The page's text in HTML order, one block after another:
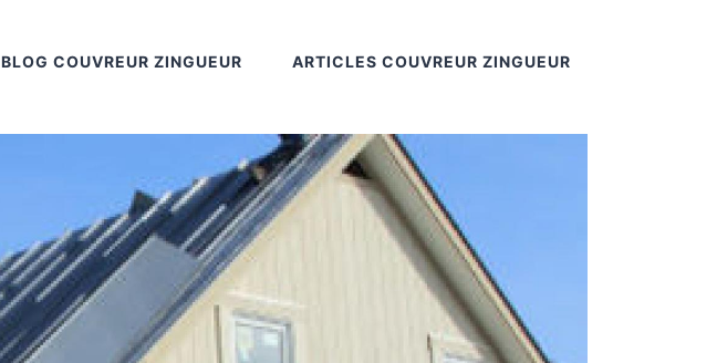
BLOG COUVREUR ZINGUEUR ARTICLES COUVREUR ZINGUEUR